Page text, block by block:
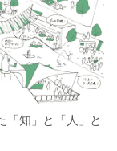
「知」と「人」と